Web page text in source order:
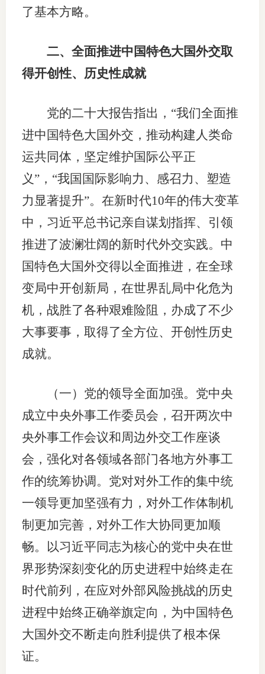
了基本方略。
二、全面推进中国特色大国外交取
得开创性、历史性成就
党的二十大报告指出，“我们全面推
进中国特色大国外交，推动构建人类命
运共同体，坚定维护国际公平正
义”，“我国国际影响力、感召力、塑造
力显著提升”。在新时代10年的伟大变革
中，习近平总书记亲自谋划指挥、引领
推进了波澜壮阔的新时代外交实践。中
国特色大国外交得以全面推进，在全球
变局中开创新局，在世界乱局中化危为
机，战胜了各种艰难险阻，办成了不少
大事要事，取得了全方位、开创性历史
成就。
（一）党的领导全面加强。党中央
成立中央外事工作委员会，召开两次中
央外事工作会议和周边外交工作座谈
会，强化对各领域各部门各地方外事工
作的统筹协调。党对对外工作的集中统
一领导更加坚强有力，对外工作体制机
制更加完善，对外工作大协同更加顺
畅。以习近平同志为核心的党中央在世
界形势深刻变化的历史进程中始终走在
时代前列，在应对外部风险挑战的历史
进程中始终正确举旗定向，为中国特色
大国外交不断走向胜利提供了根本保
证。